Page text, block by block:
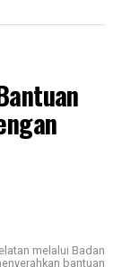
melalui Badan
bantuan